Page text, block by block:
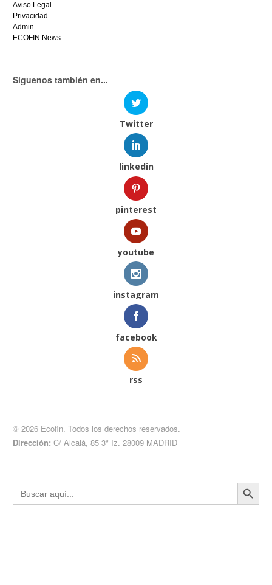
Aviso Legal
Privacidad
Admin
ECOFIN News
Síguenos también en...
Twitter
linkedin
pinterest
youtube
instagram
facebook
rss
© 2026 Ecofin. Todos los derechos reservados.
Dirección: C/ Alcalá, 85 3º Iz. 28009 MADRID
Buscar: Botón de búsqueda